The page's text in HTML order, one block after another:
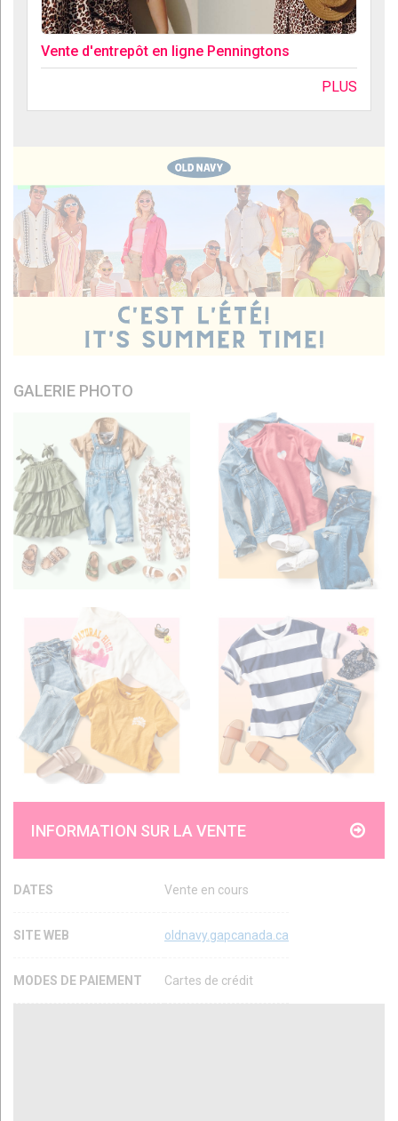
Vente d'entrepôt en ligne Penningtons
PLUS
GALERIE PHOTO
INFORMATION SUR LA VENTE
DATES Vente en cours
SITE WEB oldnavy.gapcanada.ca
MODES DE PAIEMENT Cartes de crédit